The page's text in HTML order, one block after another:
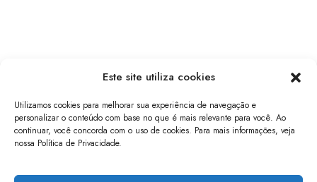
Este site utiliza cookies
Utilizamos cookies para melhorar sua experiência de navegação e
personalizar o conteúdo com base no que é mais relevante para você. Ao
continuar, você concorda com o uso de cookies. Para mais informações, veja
nossa Política de Privacidade.